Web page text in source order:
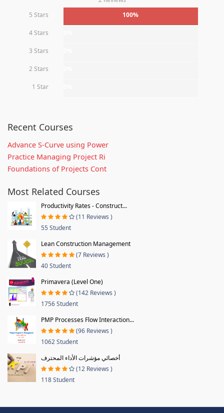
5 Stars
100%
4 Stars
3 Stars
2 Stars
1 Star
Recent Courses
Advance S-Curve using Power
Practice Managing Project Ri
Foundations of Projects Cont
Most Related Courses
Productivity Rates - Construct...
(11 Reviews )
55 Student
Lean Construction Management
(7 Reviews )
40 Student
Primavera (Level One)
(142 Reviews )
1756 Student
PMP Processes Flow Interaction...
(96 Reviews )
1062 Student
أخصائي مؤشرات الأداء المحترف
(12 Reviews )
118 Student